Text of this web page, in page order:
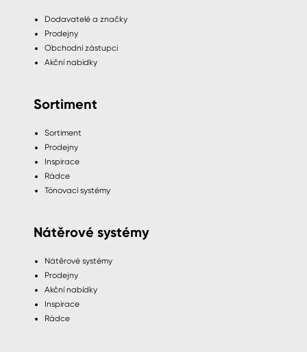
Dodavatelé a značky
Prodejny
Obchodní zástupci
Akční nabídky
Sortiment
Sortiment
Prodejny
Inspirace
Rádce
Tónovací systémy
Nátěrové systémy
Nátěrové systémy
Prodejny
Akční nabídky
Inspirace
Rádce